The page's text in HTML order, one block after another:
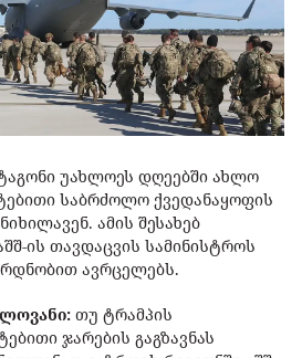
უახლოეს დღეებში ახლო
საბრძოლო ქვედანაყოფის
ამის შესახებ
ის თავდაცვის სამინისტროს
ავრცელებს.
თუ ტრამპის
ჯარების გაგზავნას